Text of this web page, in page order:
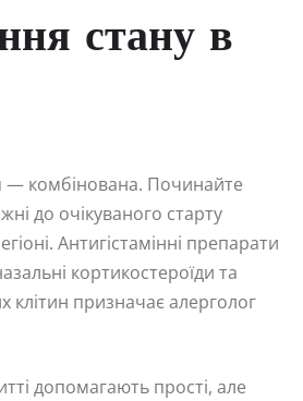
стану в
— комбінована. Починайте
до очікуваного старту
Антигістамінні препарати
кортикостероїди та
клітин призначає алерголог
допомагають прості, але